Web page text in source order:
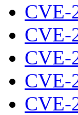
CVE-
CVE-
CVE-
CVE-
CVE-